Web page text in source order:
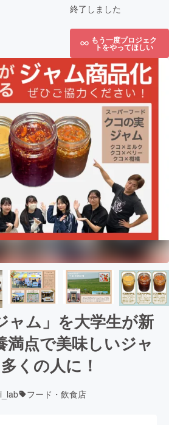
終了しました
もう一度プロジェク
トをやってほしい
ャム」を大学生が新
点で美味しいジャ
くの人に！
フード・飲食店